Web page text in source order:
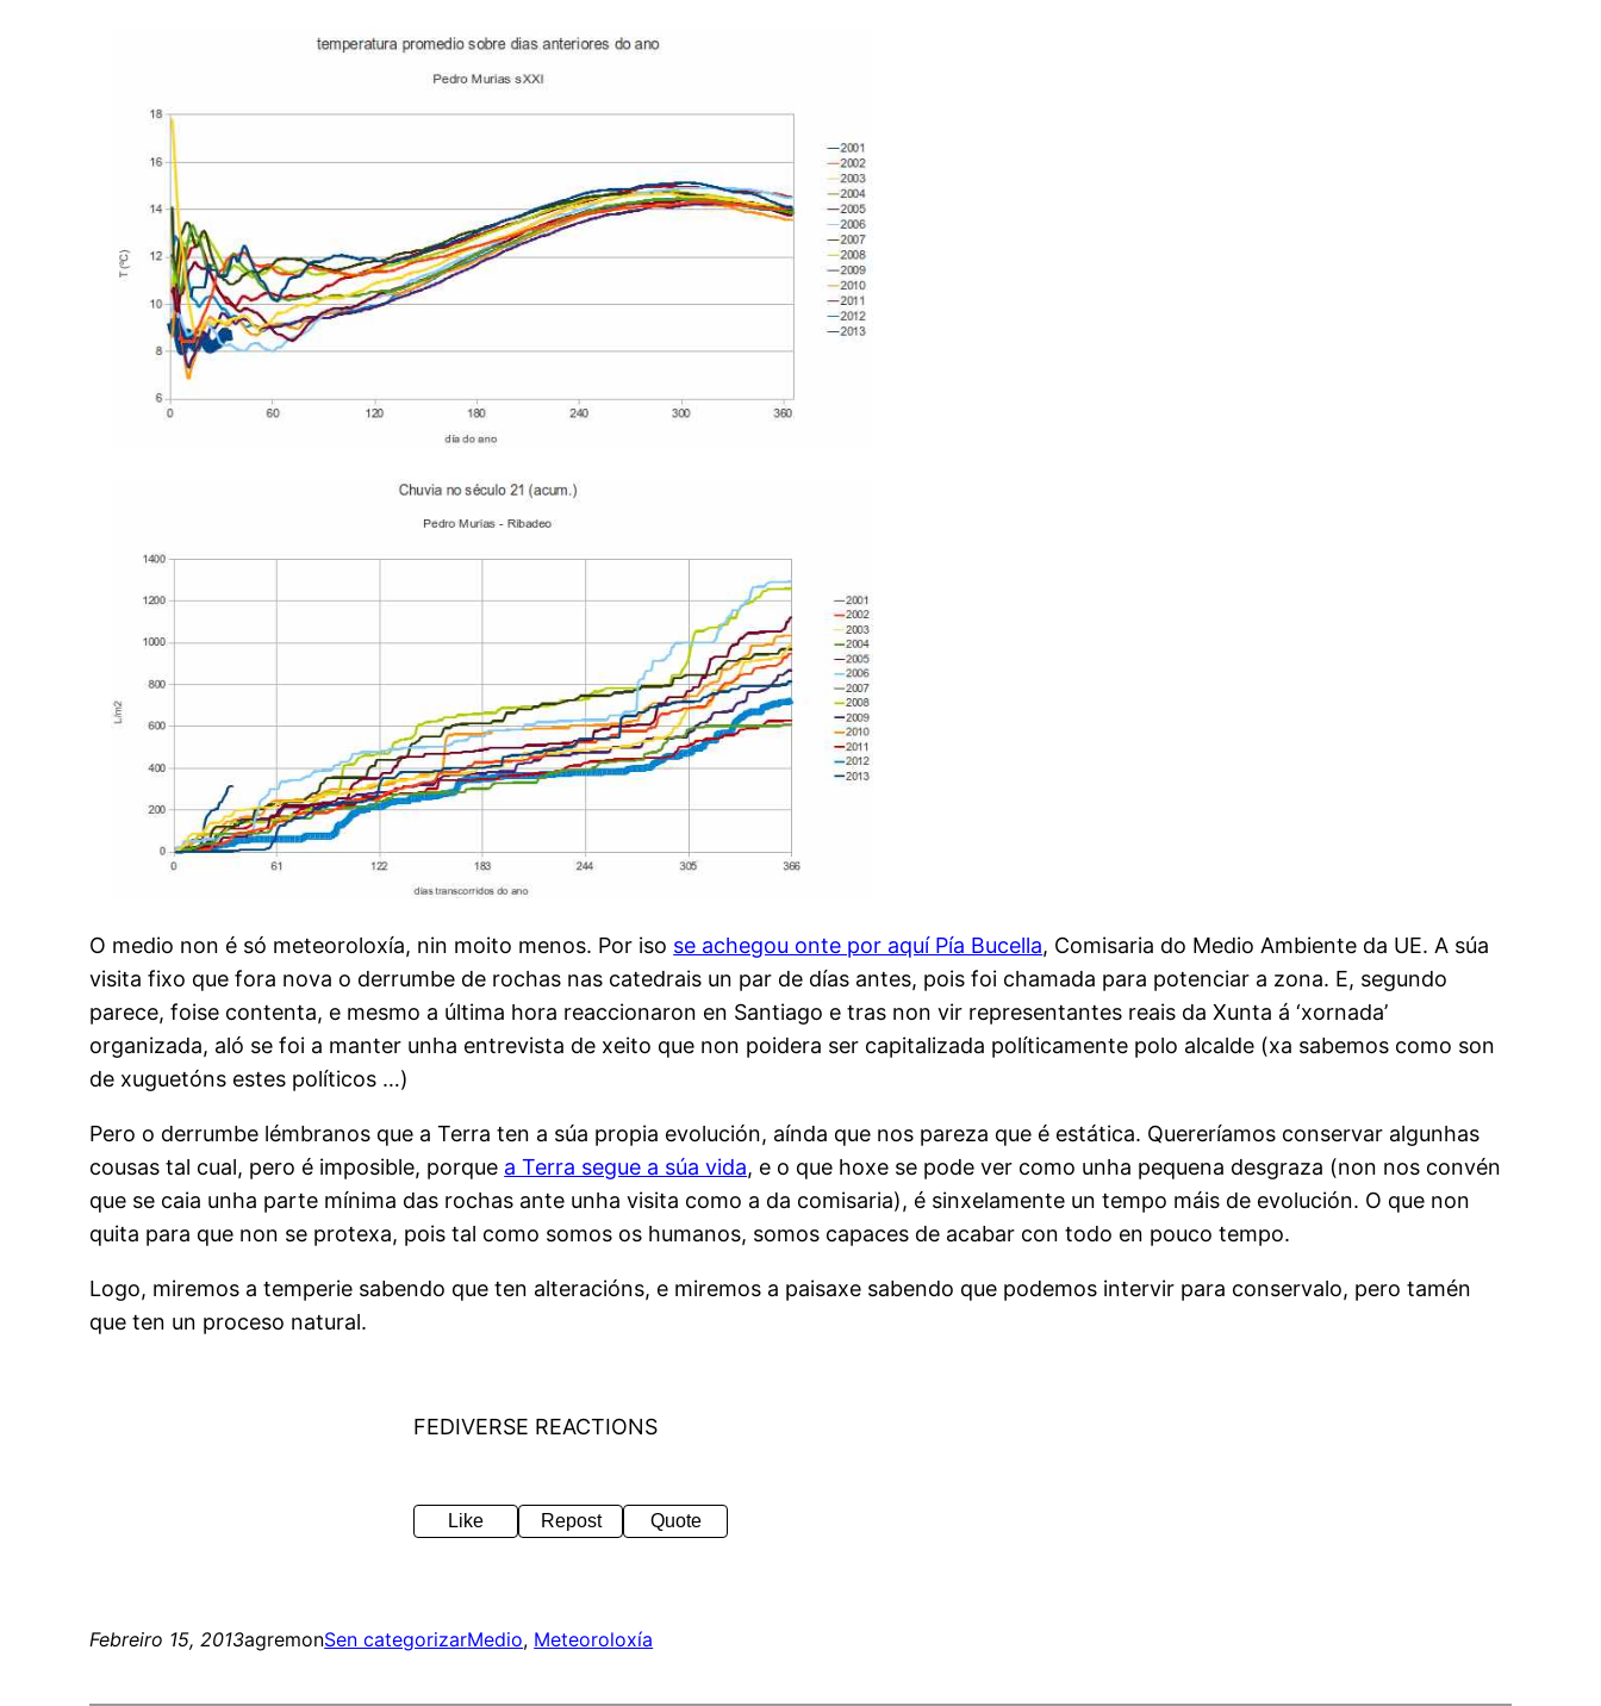
O medio non é só meteoroloxía, nin moito menos. Por iso se achegou onte por aquí Pía Bucella, Comisaria do Medio Ambiente da UE. A súa
visita fixo que fora nova o derrumbe de rochas nas catedrais un par de días antes, pois foi chamada para potenciar a zona. E, segundo
parece, foise contenta, e mesmo a última hora reaccionaron en Santiago e tras non vir representantes reais da Xunta á ‘xornada’
organizada, aló se foi a manter unha entrevista de xeito que non poidera ser capitalizada políticamente polo alcalde (xa sabemos como son
de xuguetóns estes políticos …)
Pero o derrumbe lémbranos que a Terra ten a súa propia evolución, aínda que nos pareza que é estática. Quereríamos conservar algunhas
cousas tal cual, pero é imposible, porque a Terra segue a súa vida, e o que hoxe se pode ver como unha pequena desgraza (non nos convén
que se caia unha parte mínima das rochas ante unha visita como a da comisaria), é sinxelamente un tempo máis de evolución. O que non
quita para que non se protexa, pois tal como somos os humanos, somos capaces de acabar con todo en pouco tempo.
Logo, miremos a temperie sabendo que ten alteracións, e miremos a paisaxe sabendo que podemos intervir para conservalo, pero tamén
que ten un proceso natural.
FEDIVERSE REACTIONS
Like Repost Quote
Febreiro 15, 2013agremonSen categorizarMedio, Meteoroloxía